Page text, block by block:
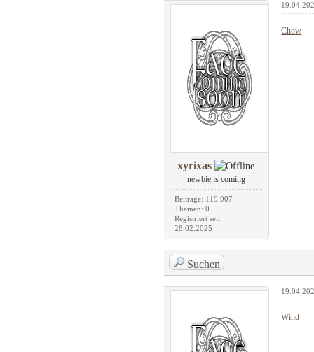
xyrixas
newbie is coming
Beiträge: 119.907
Themen: 0
Registriert seit:
28.02.2025
Chow
Suchen
Wind